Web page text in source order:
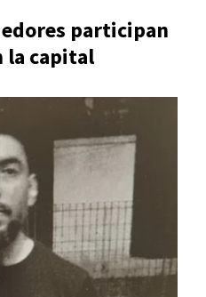
participan
la capital